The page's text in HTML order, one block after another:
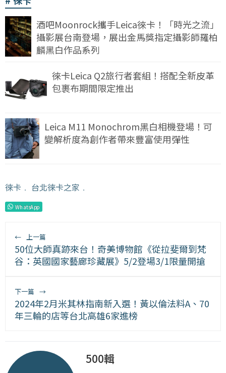
酒吧Moonrock攜手Leica徠卡！「時光之流」
攝影展台南登場，展出金馬獎指定攝影師羅柏
麟黑白作品系列
徠卡Leica Q2旅行者套組！搭配全新皮革
包裹布期間限定推出
Leica M11 Monochrom黑白相機登場！可
變解析度為創作者帶來豐富使用彈性
徠卡 ﹒ 台北徠卡之家 ﹒
WhatsApp
← 上一篇
50位大師真跡來台！奇美博物館《從拉斐爾到梵
谷：英國國家藝廊珍藏展》5/2登場3/1限量開搶
下一篇 →
2024年2月米其林指南新入選！黃以倫法料A、70
年三輪的店等台北高雄6家進榜
500輯